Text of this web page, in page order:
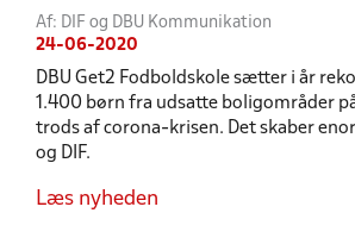
Af: DIF og DBU Kommunikation
24-06-2020
DBU Get2 Fodboldskole sætter i år
1.400 børn fra udsatte boligområder
trods af corona-krisen. Det skaber
og DIF.
Læs nyheden